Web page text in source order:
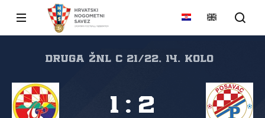
DRUGA ŽNL C 21/22, 14. kolo
1 : 2